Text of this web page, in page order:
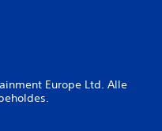
Europe Ltd. Alle